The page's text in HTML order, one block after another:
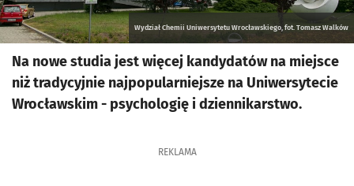
Wydział Chemii Uniwersytetu Wrocławskiego, fot. Tomasz Walków
Na nowe studia jest więcej kandydatów na miejsce
niż tradycyjnie najpopularniejsze na Uniwersytecie
Wrocławskim - psychologię i dziennikarstwo.
REKLAMA